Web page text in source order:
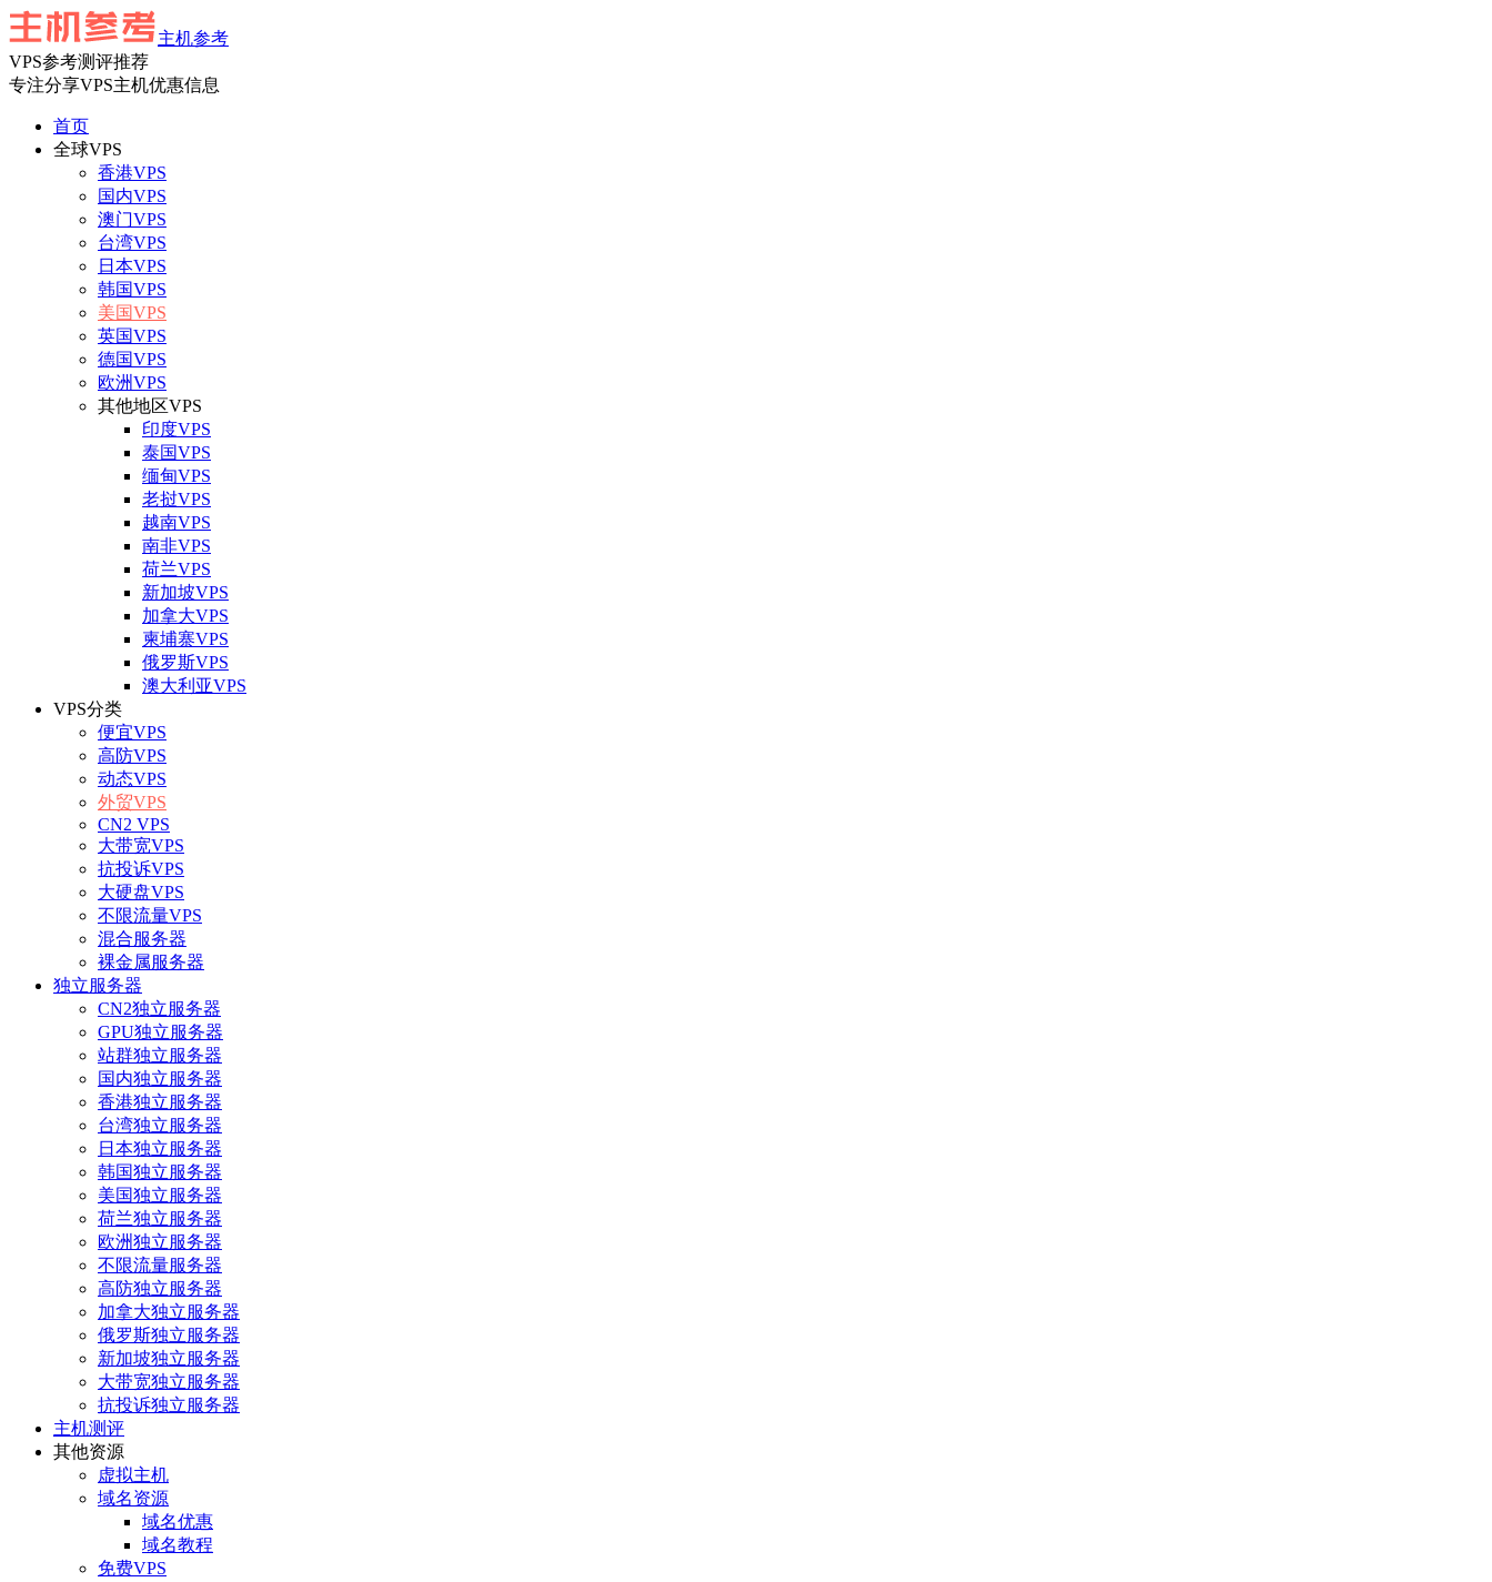
主机参考
VPS参考测评推荐
专注分享VPS主机优惠信息
首页
全球VPS
香港VPS
国内VPS
澳门VPS
台湾VPS
日本VPS
韩国VPS
美国VPS
英国VPS
德国VPS
欧洲VPS
其他地区VPS
印度VPS
泰国VPS
缅甸VPS
老挝VPS
越南VPS
南非VPS
荷兰VPS
新加坡VPS
加拿大VPS
柬埔寨VPS
俄罗斯VPS
澳大利亚VPS
VPS分类
便宜VPS
高防VPS
动态VPS
外贸VPS
CN2 VPS
大带宽VPS
抗投诉VPS
大硬盘VPS
不限流量VPS
混合服务器
裸金属服务器
独立服务器
CN2独立服务器
GPU独立服务器
站群独立服务器
国内独立服务器
香港独立服务器
台湾独立服务器
日本独立服务器
韩国独立服务器
美国独立服务器
荷兰独立服务器
欧洲独立服务器
不限流量服务器
高防独立服务器
加拿大独立服务器
俄罗斯独立服务器
新加坡独立服务器
大带宽独立服务器
抗投诉独立服务器
主机测评
其他资源
虚拟主机
域名资源
域名优惠
域名教程
免费VPS